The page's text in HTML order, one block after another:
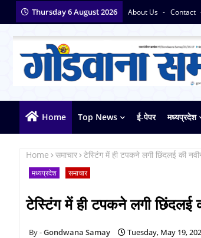
Thursday 6 August 2026 About Us Contact
Home Top News ई-पेपर मध्यप्रदेश
Home समाचार टेस्टिंग में ही टपकने लगी छिंदलई की
मध्यप्रदेश समाचार
टेस्टिंग में ही टपकने लगी छिंदलई
Gondwana Samay Tuesday, May 19,